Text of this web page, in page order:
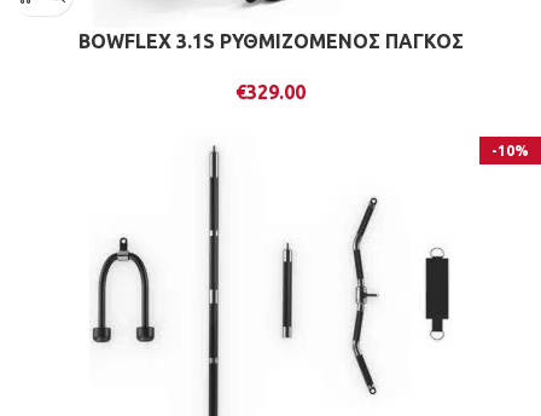
BOWFLEX 3.1S ΡΥΘΜΙΖΟΜΕΝΟΣ ΠΑΓΚΟΣ
€329.00
-10%